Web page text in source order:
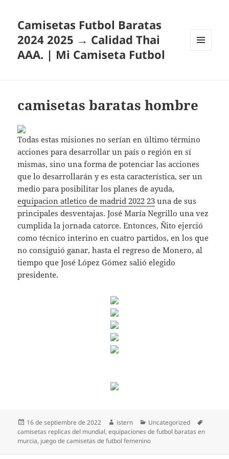
Camisetas Futbol Baratas
2024 2025 → Calidad Thai
AAA. | Mi Camiseta Futbol
camisetas baratas hombre
Todas estas misiones no serían en último término
acciones para desarrollar un país o región en sí
mismas, sino una forma de potenciar las acciones
que lo desarrollarán y es esta característica, ser un
medio para posibilitar los planes de ayuda,
equipacion atletico de madrid 2022 23 una de sus
principales desventajas. José María Negrillo una vez
cumplida la jornada catorce. Entonces, Ñito ejerció
como técnico interino en cuatro partidos, en los que
no consiguió ganar, hasta el regreso de Monero, al
tiempo que José López Gómez salió elegido
presidente.
Publicado
el
16 de septiembre de 2022 Autor
istern Categorías
Uncategorized
camisetas replicas del mundial,equipaciones de futbol baratas en
murcia, juego de camisetas de futbol femenino